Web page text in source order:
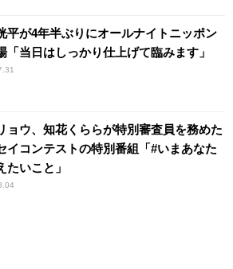
平が4年半ぶりにオールナイトニッポン
「当日はしっかり仕上げて臨みます」
ョウ、知花くららが特別審査員を務めた
イコンテストの特別番組「#いまあなた
たいこと」